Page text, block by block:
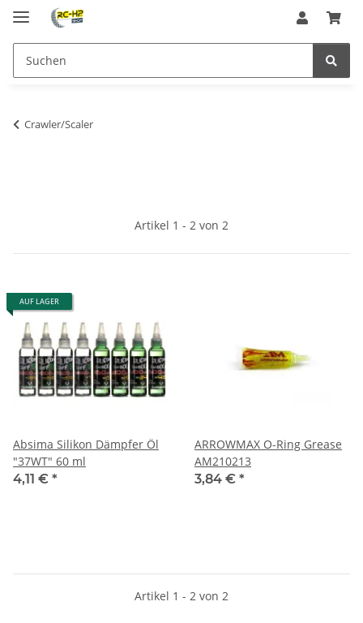
Crawler/Scaler
Artikel 1 - 2 von 2
AUF LAGER
Absima Silikon Dämpfer Öl
"37WT" 60 ml
4,11 € *
ARROWMAX O-Ring Grease
AM210213
3,84 € *
Artikel 1 - 2 von 2